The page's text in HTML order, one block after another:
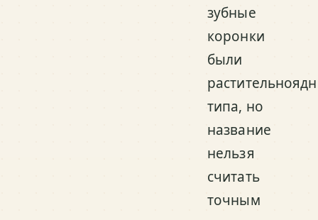
зубные
коронки
были
типа, но
название
нельзя
считать
точным